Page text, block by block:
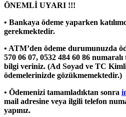
ÖNEMLİ UYARI !!!
• Bankaya ödeme yaparken
gerekmektedir.
• ATM’den ödeme durumunuzda
570 06 07, 0532 484 60 86
bilgi veriniz. (Ad Soyad ve TC
ödemelerinizde gözükmemektedir.)
• Ödemenizi tamamladıktan sonra
mail adresine veya ilgili telefon
yapınız.